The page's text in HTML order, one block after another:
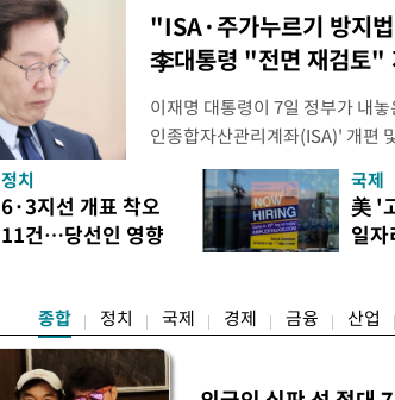
"ISA·주가누르기 방지
李대통령 "전면 재검토"
이재명 대통령이 7일 정부가 내
인종합자산관리계좌(ISA)' 개편
안'을 전면 재검토 할 것을 지시
들과의 상황 점검 회의에서 ISA
지법안을 둘러싼 투자자들의 반
았다. 이 자리에서 이 대통령은
정치
6·3지선 개표 착오
11건…당선인 영향
국제
美 '
일
종합 정치 국제 경제 금융 산업